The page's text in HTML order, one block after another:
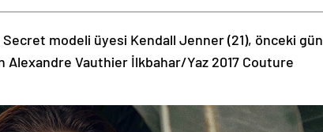
modeli üyesi Kendall Jenner (21), önceki gün
Alexandre Vauthier İlkbahar/Yaz 2017 Couture